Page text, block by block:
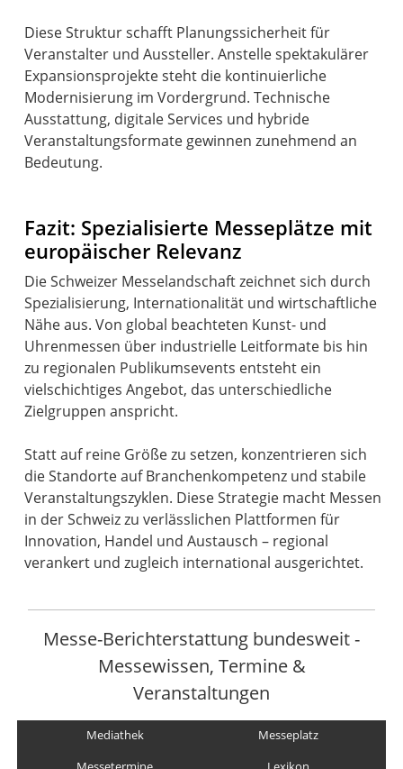
Diese Struktur schafft Planungssicherheit für
Veranstalter und Aussteller. Anstelle spektakulärer
Expansionsprojekte steht die kontinuierliche
Modernisierung im Vordergrund. Technische
Ausstattung, digitale Services und hybride
Veranstaltungsformate gewinnen zunehmend an
Bedeutung.
Fazit: Spezialisierte Messeplätze mit
europäischer Relevanz
Die Schweizer Messelandschaft zeichnet sich durch
Spezialisierung, Internationalität und wirtschaftliche
Nähe aus. Von global beachteten Kunst- und
Uhrenmessen über industrielle Leitformate bis hin
zu regionalen Publikumsevents entsteht ein
vielschichtiges Angebot, das unterschiedliche
Zielgruppen anspricht.
Statt auf reine Größe zu setzen, konzentrieren sich
die Standorte auf Branchenkompetenz und stabile
Veranstaltungszyklen. Diese Strategie macht Messen
in der Schweiz zu verlässlichen Plattformen für
Innovation, Handel und Austausch – regional
verankert und zugleich international ausgerichtet.
Messe-Berichterstattung bundesweit -
Messewissen, Termine &
Veranstaltungen
Mediathek
Messeplatz